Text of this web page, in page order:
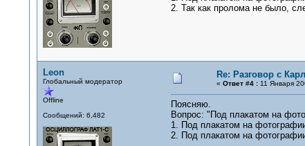
2. Так как пролома не было,
Leon
Глобальный модератор
Offline
Сообщений: 6,482
Re: Разговор с
« Ответ #4 :11 Января
Поясняю.
Вопрос: "Под плакатом на
1. Под плакатом на
2. Под плакатом на